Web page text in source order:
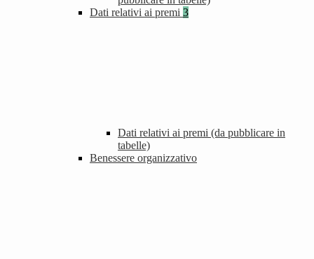
Dati relativi ai premi 3
Dati relativi ai premi (da pubblicare in
tabelle)
Benessere organizzativo